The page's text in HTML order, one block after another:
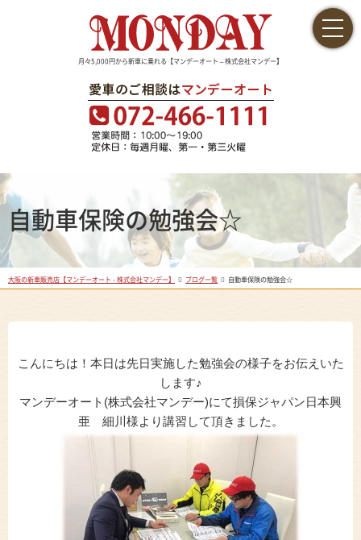
月々5,000円から新車に乗れる【マンデーオート – 株式会社マンデー】
自動車保険の勉強会☆
大阪の新車販売店【マンデーオート - 株式会社マンデー】 ブログ一覧 自動車保険の勉強会☆
こんにちは！本日は先日実施した勉強会の様子をお伝えいた
します♪
マンデーオート(株式会社マンデー)にて損保ジャパン日本興
亜 細川様より講習して頂きました。